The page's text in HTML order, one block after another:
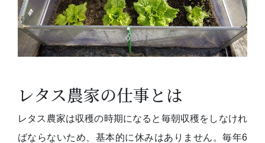
レタス農家の仕事とは
レタス農家は収穫の時期になると毎朝収穫をしなけれ
ばならないため、基本的に休みはありません。毎年6